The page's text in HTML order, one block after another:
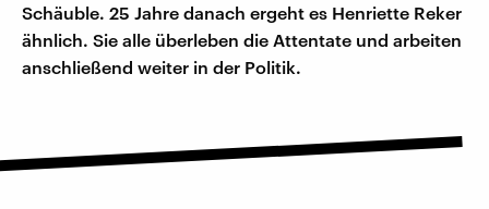
Schäuble. 25 Jahre danach ergeht es Henriette Reker
ähnlich. Sie alle überleben die Attentate und arbeiten
anschließend weiter in der Politik.